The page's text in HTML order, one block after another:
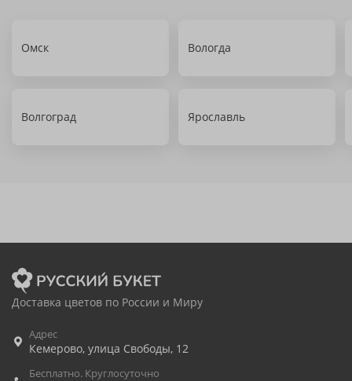
Омск Вологда
Волгоград Ярославль
Доставка цветов по России и Миру
Адрес
Кемерово, улица Свободы, 12
Бесплатно. Круглосуточно